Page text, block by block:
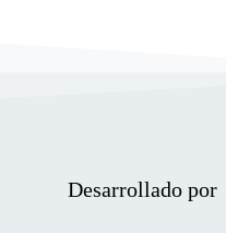
Desarrollado por